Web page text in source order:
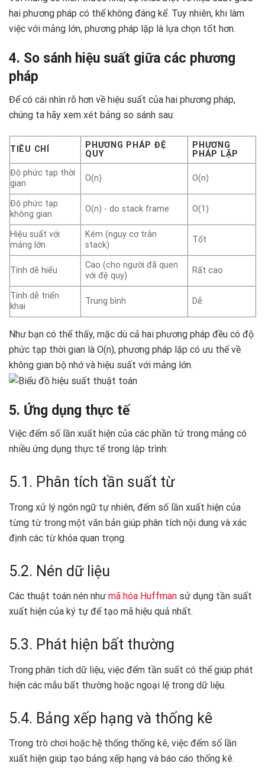
hai phương pháp có thể không đáng kể. Tuy nhiên, khi làm
việc với mảng lớn, phương pháp lặp là lựa chọn tốt hơn.
4. So sánh hiệu suất giữa các phương
pháp
Để có cái nhìn rõ hơn về hiệu suất của hai phương pháp,
chúng ta hãy xem xét bảng so sánh sau:
TIÊU CHÍ
PHƯƠNG PHÁP ĐỆ
QUY
PHƯƠNG
PHÁP LẶP
Độ phức tạp thời
gian
O(n) O(n)
Độ phức tạp
không gian
O(n) - do stack frame O(1)
Hiệu suất với
mảng lớn
Kém (nguy cơ tràn
stack)
Tốt
Tính dễ hiểu
Cao (cho người đã quen
với đệ quy)
Rất cao
Tính dễ triển
khai
Trung bình Dễ
Như bạn có thể thấy, mặc dù cả hai phương pháp đều có độ
phức tạp thời gian là O(n), phương pháp lặp có ưu thế về
không gian bộ nhớ và hiệu suất với mảng lớn.
5. Ứng dụng thực tế
Việc đếm số lần xuất hiện của các phần tử trong mảng có
nhiều ứng dụng thực tế trong lập trình:
5.1. Phân tích tần suất từ
Trong xử lý ngôn ngữ tự nhiên, đếm số lần xuất hiện của
từng từ trong một văn bản giúp phân tích nội dung và xác
định các từ khóa quan trọng.
5.2. Nén dữ liệu
Các thuật toán nén như mã hóa Huffman sử dụng tần suất
xuất hiện của ký tự để tạo mã hiệu quả nhất.
5.3. Phát hiện bất thường
Trong phân tích dữ liệu, việc đếm tần suất có thể giúp phát
hiện các mẫu bất thường hoặc ngoại lệ trong dữ liệu.
5.4. Bảng xếp hạng và thống kê
Trong trò chơi hoặc hệ thống thống kê, việc đếm số lần
xuất hiện giúp tạo bảng xếp hạng và báo cáo thống kê.